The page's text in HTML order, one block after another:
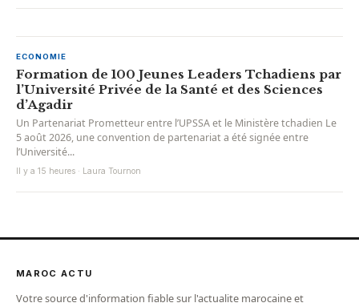
ECONOMIE
Formation de 100 Jeunes Leaders Tchadiens par
l’Université Privée de la Santé et des Sciences
d’Agadir
Un Partenariat Prometteur entre l’UPSSA et le Ministère tchadien Le
5 août 2026, une convention de partenariat a été signée entre
l’Université...
Il y a 15 heures · Laura Tournon
MAROC ACTU
Votre source d'information fiable sur l'actualite marocaine et